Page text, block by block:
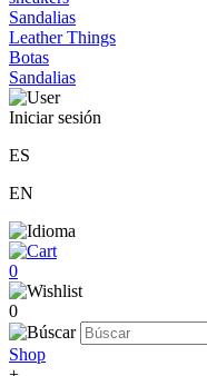
Sandalias
Leather Things
Botas
Sandalias
Iniciar sesión
ES
EN
0
0
Shop